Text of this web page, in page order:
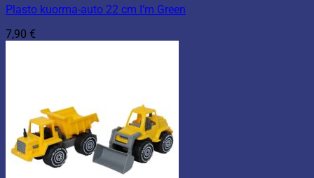
Plasto kuorma-auto 22 cm I’m Green
7,90 €